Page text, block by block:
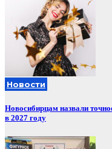
Новости
Новосибирцам назвали
в 2027 году